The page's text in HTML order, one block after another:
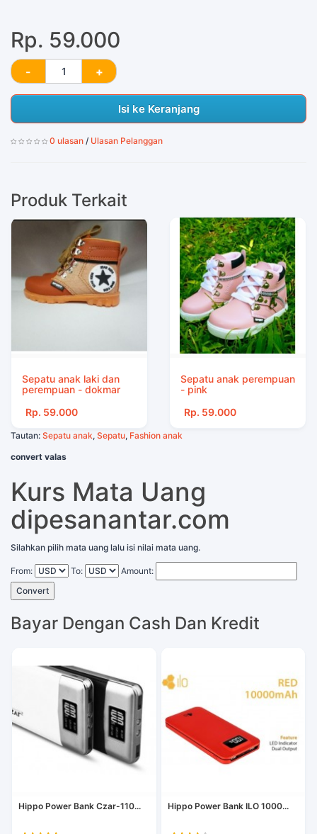
Rp. 59.000
Isi ke Keranjang
0 ulasan / Ulasan Pelanggan
Produk Terkait
Sepatu anak laki dan
perempuan - dokmar
Rp. 59.000
Sepatu anak perempuan
- pink
Rp. 59.000
Tautan: Sepatu anak, Sepatu, Fashion anak
convert valas
Kurs Mata Uang
dipesanantar.com
Silahkan pilih mata uang lalu isi nilai mata uang.
From: To:
Amount:
Convert
Bayar Dengan Cash Dan Kredit
Hippo Power Bank Czar-110... Hippo Power Bank ILO 1000...